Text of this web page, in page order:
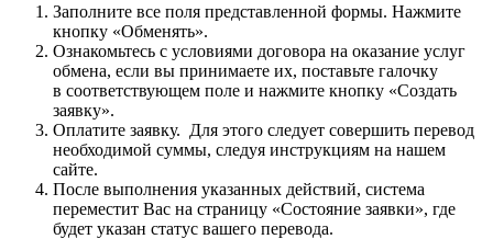
Заполните все поля представленной формы. Нажмите
кнопку «Обменять».
Ознакомьтесь с условиями договора на оказание услуг
обмена, если вы принимаете их, поставьте галочку
в соответствующем поле и нажмите кнопку «Создать
заявку».
Оплатите заявку. Для этого следует совершить перевод
необходимой суммы, следуя инструкциям на нашем
сайте.
После выполнения указанных действий, система
переместит Вас на страницу «Состояние заявки», где
будет указан статус вашего перевода.